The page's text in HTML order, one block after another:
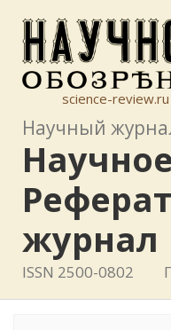
science-review.ru
Научный
журнал
ISSN 2500-0802